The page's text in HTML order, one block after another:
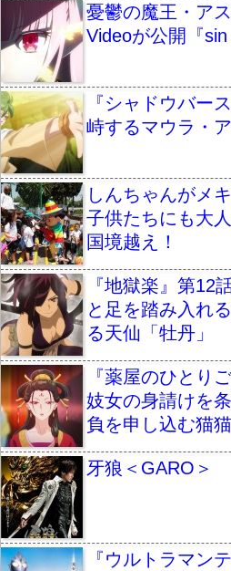
憂鬱の魔王・ア
Videoが公開『sin
『シャドウバー
峙するマウラ・
しんちゃんがメ
子供たちにも大
国境越え！
『地獄楽』第12
と足を踏み入れ
る天仙「牡丹」
『薬屋のひとり
妓女の身請けを
負を申し込む猫猫
牙狼＜GARO＞
『ウルトラマン